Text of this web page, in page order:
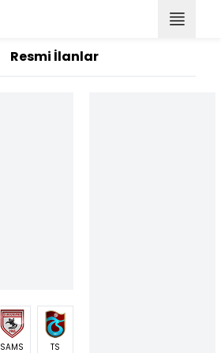
Resmi İlanlar
SAMS TS